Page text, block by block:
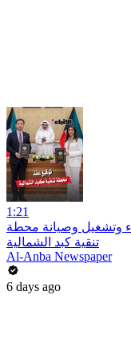
1:21
وتشغيل وصيانة محطة
تنقية كبد الشمالية
Al-Anba Newspaper
6 days ago